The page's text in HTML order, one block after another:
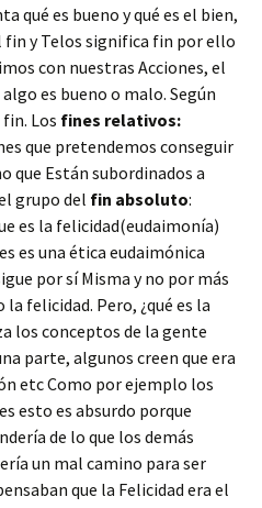
qué es bueno y qué es el bien,
y Telos significa fin por ello
con nuestras Acciones, el
es bueno o malo. Según
Los fines relativos:
que pretendemos conseguir
que Están subordinados a
grupo del fin absoluto:
es la felicidad(eudaimonía)
es una ética eudaimónica
por sí Misma y no por más
felicidad. Pero, ¿qué es la
los conceptos de la gente
parte, algunos creen que era
etc Como por ejemplo los
esto es absurdo porque
de lo que los demás
un mal camino para ser
que la Felicidad era el